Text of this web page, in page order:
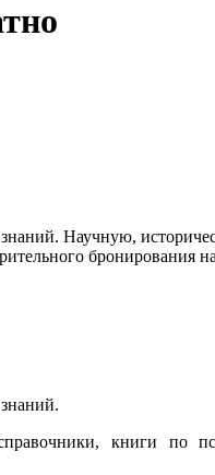
Научную,
бронирования
книги по